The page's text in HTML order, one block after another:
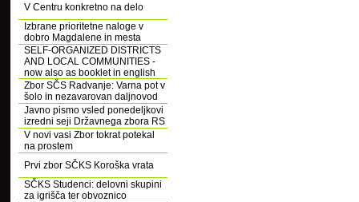
V Centru konkretno na delo
Izbrane prioritetne naloge v
dobro Magdalene in mesta
SELF-ORGANIZED DISTRICTS
AND LOCAL COMMUNITIES -
now also as booklet in english
Zbor SČS Radvanje: Varna pot v
šolo in nezavarovan daljnovod
Javno pismo vsled ponedeljkovi
izredni seji Državnega zbora RS
V novi vasi Zbor tokrat potekal
na prostem
Prvi zbor SČKS Koroška vrata
SČKS Studenci: delovni skupini
za igrišča ter obvoznico